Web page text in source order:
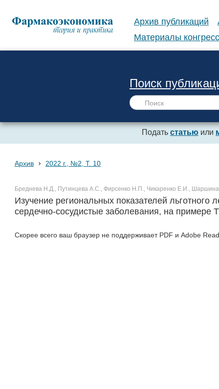
Архив публикаций
Материалы
Поиск
Подать статью или
Архив › 2022 г., №2, Т. 10
Бреднева Н.Д., Путинцева А.С., Фирсенко Н.П., Чикаренко Е.И.,
Изучение региональных показателей льготного
сердечно-сосудистые заболевания, на примере
Скорее всего ваш браузер не поддерживает PDF и Adobe